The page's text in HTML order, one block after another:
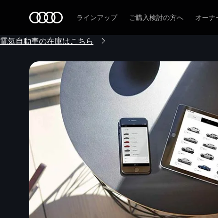
ラインアップ ご購入検討の方へ オーナ
電気自動車の在庫はこちら